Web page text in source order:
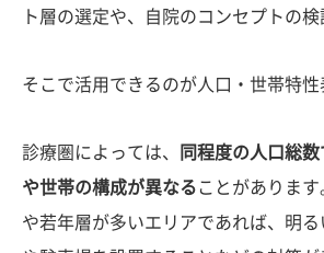
ト層の選定や、自院のコンセプトの検
そこで活用できるのが人口・世帯特性
診療圏によっては、
同程度の人口総
や世帯の構成が異なることがありま
や若年層が多いエリアであれば、明る